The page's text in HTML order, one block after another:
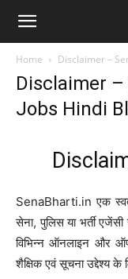
Home Disclaimer –
Disclaimer
Jobs Hindi
SenaBharti.in एक
सेना, पुलिस या भर्ती
विभिन्न ऑनलाइन और
शैक्षिक एवं सूचना उद्देश्य के